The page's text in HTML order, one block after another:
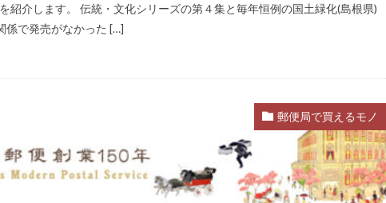
介します。 伝統・文化シリーズの第４集と毎年恒例の国土緑化(島根県)
係で発売がなかった […]
郵便局で買えるモノ